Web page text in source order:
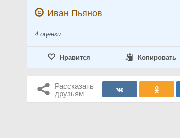
Иван Пьянов
4 оценки
Нравится Копировать
Рассказать
друзьям